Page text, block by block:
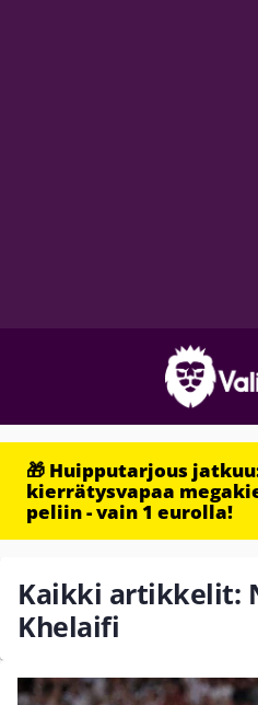
🎁 Huipputarjous
kierrätysvapaa
peliin - vain 1 eurolla!
Kaikki artikkelit:
Khelaifi